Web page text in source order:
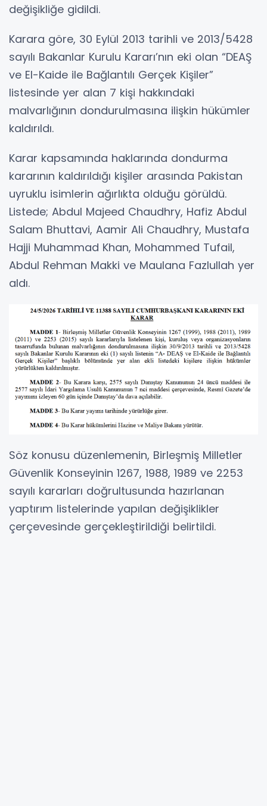
değişikliğe gidildi.
Karara göre, 30 Eylül 2013 tarihli ve 2013/5428
sayılı Bakanlar Kurulu Kararı’nın eki olan “DEAŞ
ve El-Kaide ile Bağlantılı Gerçek Kişiler”
listesinde yer alan 7 kişi hakkındaki
malvarlığının dondurulmasına ilişkin hükümler
kaldırıldı.
Karar kapsamında haklarında dondurma
kararının kaldırıldığı kişiler arasında Pakistan
uyruklu isimlerin ağırlıkta olduğu görüldü.
Listede; Abdul Majeed Chaudhry, Hafiz Abdul
Salam Bhuttavi, Aamir Ali Chaudhry, Mustafa
Hajji Muhammad Khan, Mohammed Tufail,
Abdul Rehman Makki ve Maulana Fazlullah yer
aldı.
Söz konusu düzenlemenin, Birleşmiş Milletler
Güvenlik Konseyinin 1267, 1988, 1989 ve 2253
sayılı kararları doğrultusunda hazırlanan
yaptırım listelerinde yapılan değişiklikler
çerçevesinde gerçekleştirildiği belirtildi.